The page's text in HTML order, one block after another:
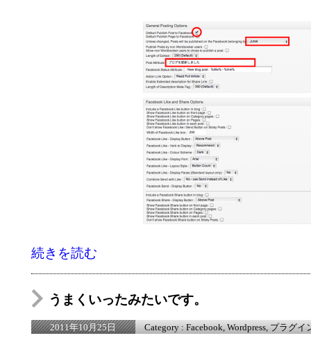
続きを読む
うまくいったみたいです。
2011年10月25日 Category : Facebook, Wordpress, プラグイ